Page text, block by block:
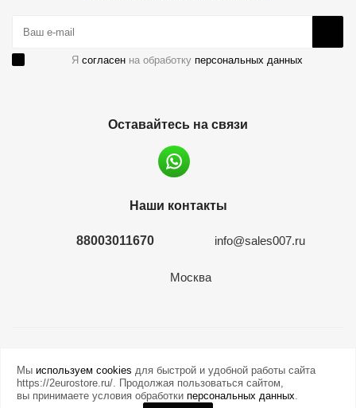
Я согласен на обработку персональных данных
Оставайтесь на связи
Наши контакты
88003011670 info@sales007.ru
Москва
Мы используем cookies для быстрой и удобной работы сайта
https://2eurostore.ru/. Продолжая пользоваться сайтом,
вы принимаете условия обработки персональных данных.